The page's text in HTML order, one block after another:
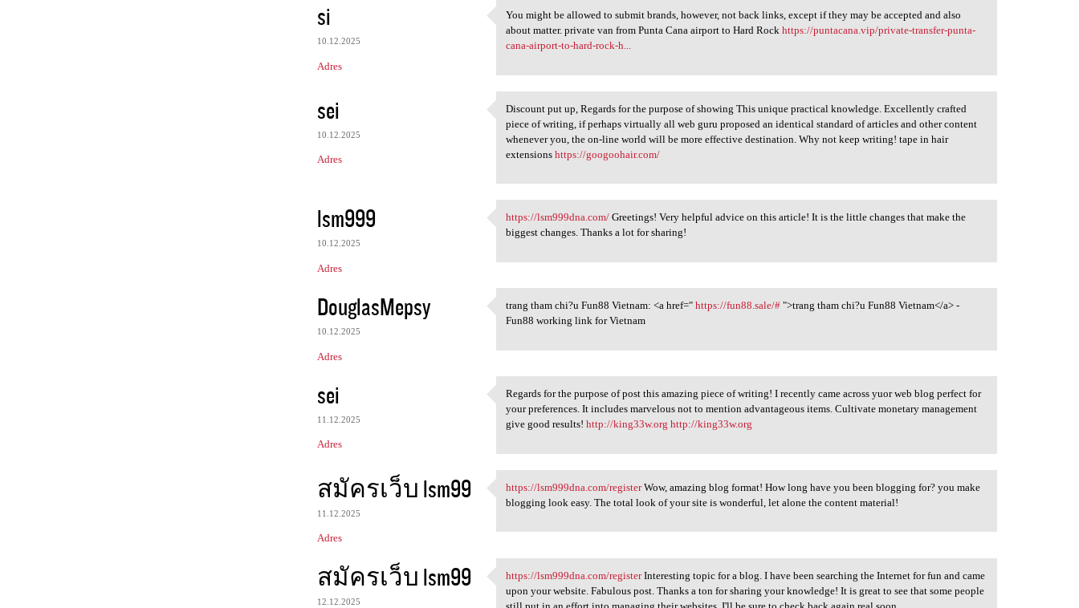
si
10.12.2025
Adres
You might be allowed to
You might be allowed to submit brands, however, not back links, except if they may be accepted and also
about matter. private van from Punta Cana airport to Hard Rockhttps://puntacana.vip/private-transfer-punta-
cana-airport-to-hard-rock-h...
sei
10.12.2025
Adres
Discount put up, Regards for
Discount put up, Regards for the purpose of showing This unique practical knowledge. Excellently crafted
piece of writing, if perhaps virtually all web guru proposed an identical standard of articles and other content
whenever you, the on-line world will be more effective destination. Why not keep writing! tape in hair
extensionshttps://googoohair.com/
lsm999
10.12.2025
Adres
https://lsm999dna.com/
https://lsm999dna.com/ Greetings! Very helpful advice on this article! It is the little changes that make the
biggest changes. Thanks a lot for sharing!
DouglasMepsy
10.12.2025
Adres
trang tham chi?u Fun88
trang tham chi?u Fun88 Vietnam: <a href="https://fun88.sale/# ">trang tham chi?u Fun88 Vietnam</a> -
Fun88 working link for Vietnam
sei
11.12.2025
Adres
Regards for the purpose of
Regards for the purpose of post this amazing piece of writing! I recently came across yuor web blog perfect for
your preferences. It includes marvelous not to mention advantageous items. Cultivate monetary management
give good results!http://king33w.org http://king33w.org
สมัครเว็บ lsm99
11.12.2025
Adres
https://lsm999dna.com
https://lsm999dna.com/registerWow, amazing blog format! How long have you been blogging for? you make
blogging look easy. The total look of your site is wonderful, let alone the content material!
สมัครเว็บ lsm99
12.12.2025
https://lsm999dna.com
https://lsm999dna.com/registerInteresting topic for a blog. I have been searching the Internet for fun and came
upon your website. Fabulous post. Thanks a ton for sharing your knowledge! It is great to see that some people